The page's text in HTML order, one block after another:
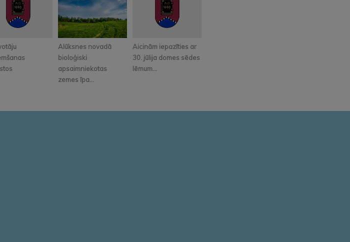
Alūksnes novadā
bioloģiski
apsaimniekotas
zemes īpa...
Aicinām iepazīties ar
30. jūlija domes sēdes
lēmum...